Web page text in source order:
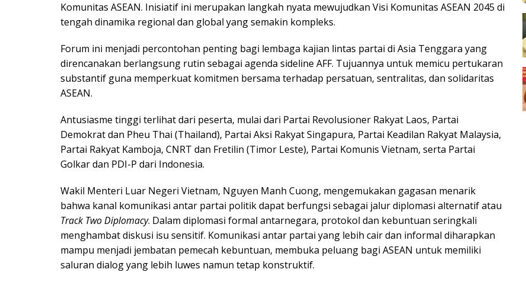
Komunitas ASEAN. Inisiatif ini merupakan langkah nyata mewujudkan Visi Komunitas ASEAN 2045 di
tengah dinamika regional dan global yang semakin kompleks.
Forum ini menjadi percontohan penting bagi lembaga kajian lintas partai di Asia Tenggara yang
direncanakan berlangsung rutin sebagai agenda sideline AFF. Tujuannya untuk memicu pertukaran
substantif guna memperkuat komitmen bersama terhadap persatuan, sentralitas, dan solidaritas
ASEAN.
Antusiasme tinggi terlihat dari peserta, mulai dari Partai Revolusioner Rakyat Laos, Partai
Demokrat dan Pheu Thai (Thailand), Partai Aksi Rakyat Singapura, Partai Keadilan Rakyat Malaysia,
Partai Rakyat Kamboja, CNRT dan Fretilin (Timor Leste), Partai Komunis Vietnam, serta Partai
Golkar dan PDI-P dari Indonesia.
Wakil Menteri Luar Negeri Vietnam, Nguyen Manh Cuong, mengemukakan gagasan menarik
bahwa kanal komunikasi antar partai politik dapat berfungsi sebagai jalur diplomasi alternatif atau
Track Two Diplomacy. Dalam diplomasi formal antarnegara, protokol dan kebuntuan seringkali
menghambat diskusi isu sensitif. Komunikasi antar partai yang lebih cair dan informal diharapkan
mampu menjadi jembatan pemecah kebuntuan, membuka peluang bagi ASEAN untuk memiliki
saluran dialog yang lebih luwes namun tetap konstruktif.